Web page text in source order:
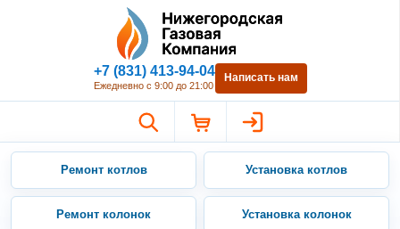
Нижегородская Газовая
+7 (831) 413-94-04
Ежедневно с 9:00 до 21:00
Написать нам
Ремонт котлов Установка котлов
Ремонт колонок Установка колонок